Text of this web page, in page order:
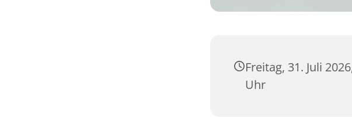
Freitag, 31. Juli
Uhr